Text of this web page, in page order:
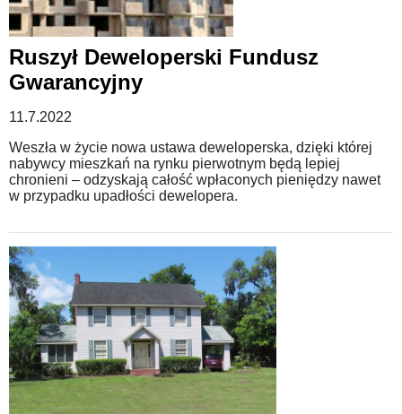
Ruszył Deweloperski Fundusz
Gwarancyjny
11.7.2022
Weszła w życie nowa ustawa deweloperska, dzięki której
nabywcy mieszkań na rynku pierwotnym będą lepiej
chronieni – odzyskają całość wpłaconych pieniędzy nawet
w przypadku upadłości dewelopera.